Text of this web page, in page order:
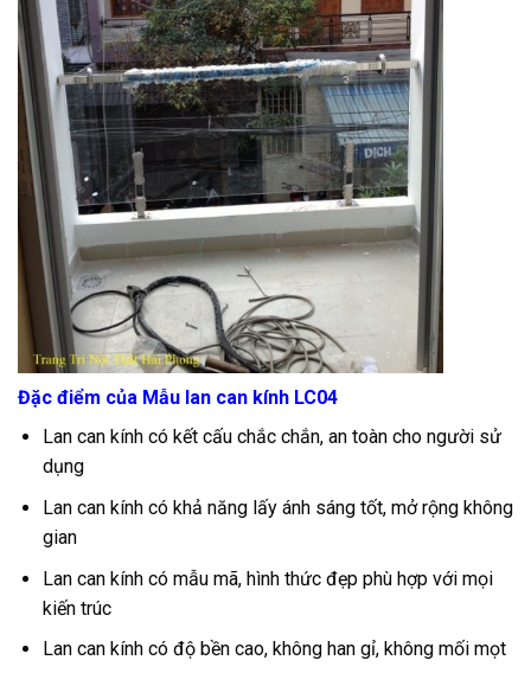
Đặc điểm của Mẫu lan can kính LC04
Lan can kính có kết cấu chắc chắn, an toàn cho người sử
dụng
Lan can kính có khả năng lấy ánh sáng tốt, mở rộng không
gian
Lan can kính có mẫu mã, hình thức đẹp phù hợp với mọi
kiến trúc
Lan can kính có độ bền cao, không han gỉ, không mối mọt